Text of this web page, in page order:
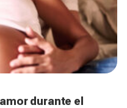
durante el